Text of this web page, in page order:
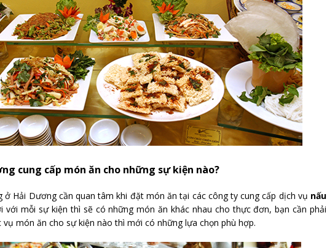
cung cấp món ăn cho những sự kiện nào?
ở Hải Dương cần quan tâm khi đặt món ăn tại các công ty cung cấp dịch vụ nấu
với mỗi sự kiện thì sẽ có những món ăn khác nhau cho thực đơn, bạn cần phải
món ăn cho sự kiện nào thì mới có những lựa chọn phù hợp.